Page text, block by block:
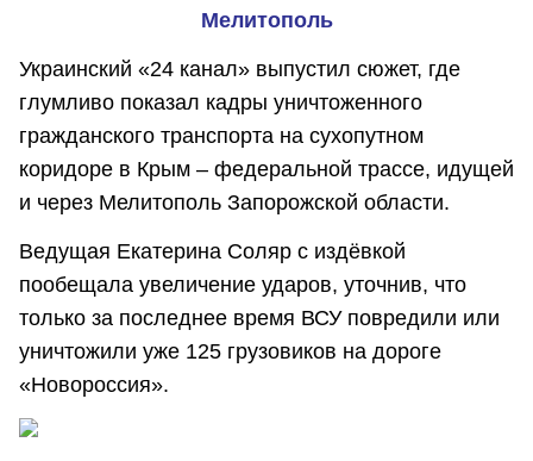
Мелитополь
Украинский «24 канал» выпустил сюжет, где
глумливо показал кадры уничтоженного
гражданского транспорта на сухопутном
коридоре в Крым – федеральной трассе, идущей
и через Мелитополь Запорожской области.
Ведущая Екатерина Соляр с издёвкой
пообещала увеличение ударов, уточнив, что
только за последнее время ВСУ повредили или
уничтожили уже 125 грузовиков на дороге
«Новороссия».